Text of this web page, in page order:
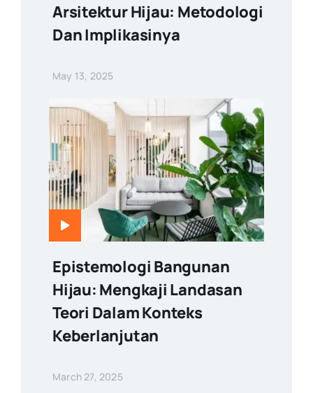
Arsitektur Hijau: Metodologi
Dan Implikasinya
May 13, 2025
Epistemologi Bangunan
Hijau: Mengkaji Landasan
Teori Dalam Konteks
Keberlanjutan
March 27, 2025